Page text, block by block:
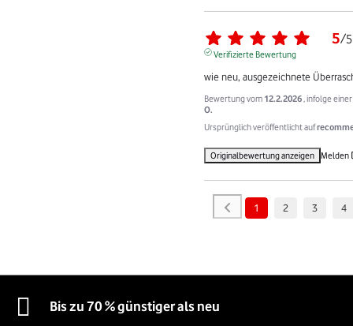
5/5
Verifizierte Bewertung
wie neu, ausgezeichnete
Bewertung vom 12.2.2026 , infolge
O.
Ursprünglich veröffentlicht auf
Originalbewertung anzeigen Melden
1 2 3 4
Bis zu 70 % günstiger als neu